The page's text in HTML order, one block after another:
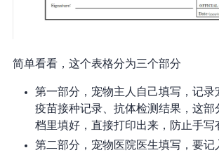
简单看看，这个表格分为三个部分
第一部分，宠物主人自己填写，记录
疫苗接种记录、抗体检测结果，这部
档里填好，直接打印出来，防止手写
第二部分，宠物医院医生填写，要记